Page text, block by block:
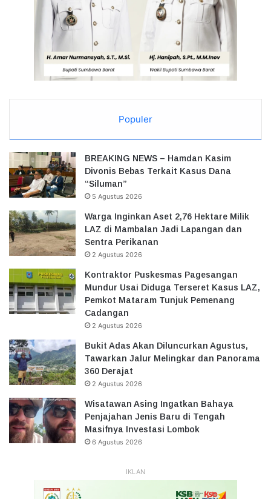
Populer
BREAKING NEWS – Hamdan Kasim
Divonis Bebas Terkait Kasus Dana
“Siluman”
5 Agustus 2026
Warga Inginkan Aset 2,76 Hektare Milik
LAZ di Mambalan Jadi Lapangan dan
Sentra Perikanan
2 Agustus 2026
Kontraktor Puskesmas Pagesangan
Mundur Usai Diduga Terseret Kasus LAZ,
Pemkot Mataram Tunjuk Pemenang
Cadangan
2 Agustus 2026
Bukit Adas Akan Diluncurkan Agustus,
Tawarkan Jalur Melingkar dan Panorama
360 Derajat
2 Agustus 2026
Wisatawan Asing Ingatkan Bahaya
Penjajahan Jenis Baru di Tengah
Masifnya Investasi Lombok
6 Agustus 2026
IKLAN